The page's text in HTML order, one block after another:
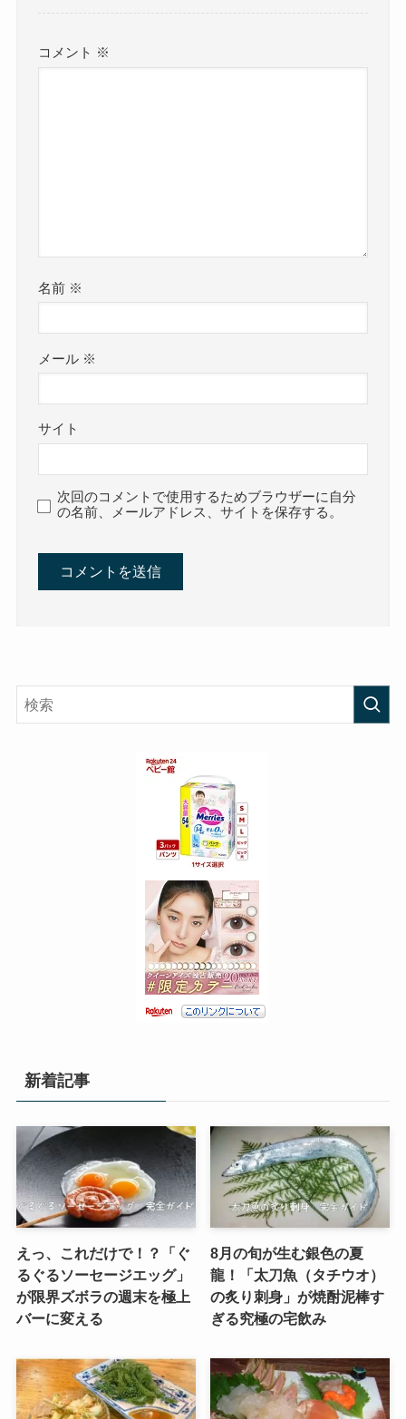
コメント ※
名前 ※
メール ※
サイト
次回のコメントで使用するためブラウザーに自分
の名前、メールアドレス、サイトを保存する。
新着記事
えっ、これだけで！？「ぐ
るぐるソーセージエッグ」
が限界ズボラの週末を極上
バーに変える
8月の旬が生む銀色の夏
龍！「太刀魚（タチウオ）
の炙り刺身」が焼酎泥棒す
ぎる究極の宅飲み